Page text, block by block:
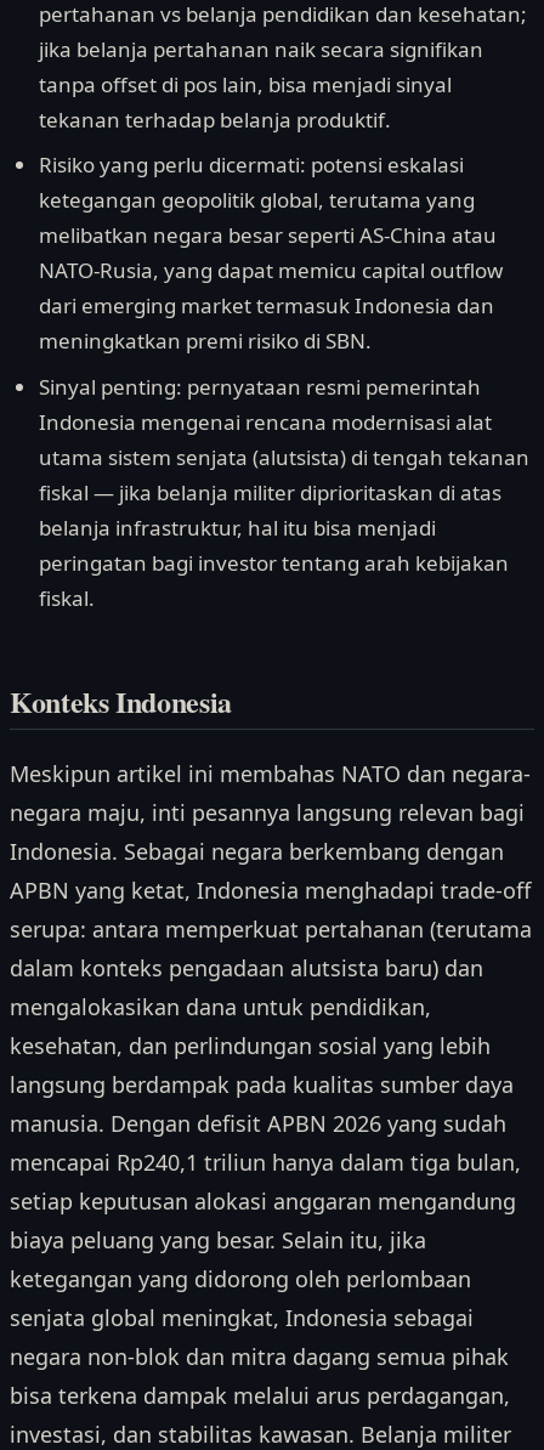
pertahanan vs belanja pendidikan dan kesehatan;
jika belanja pertahanan naik secara signifikan
tanpa offset di pos lain, bisa menjadi sinyal
tekanan terhadap belanja produktif.
Risiko yang perlu dicermati: potensi eskalasi
ketegangan geopolitik global, terutama yang
melibatkan negara besar seperti AS-China atau
NATO-Rusia, yang dapat memicu capital outflow
dari emerging market termasuk Indonesia dan
meningkatkan premi risiko di SBN.
Sinyal penting: pernyataan resmi pemerintah
Indonesia mengenai rencana modernisasi alat
utama sistem senjata (alutsista) di tengah tekanan
fiskal — jika belanja militer diprioritaskan di atas
belanja infrastruktur, hal itu bisa menjadi
peringatan bagi investor tentang arah kebijakan
fiskal.
Konteks Indonesia
Meskipun artikel ini membahas NATO dan negara-
negara maju, inti pesannya langsung relevan bagi
Indonesia. Sebagai negara berkembang dengan
APBN yang ketat, Indonesia menghadapi trade-off
serupa: antara memperkuat pertahanan (terutama
dalam konteks pengadaan alutsista baru) dan
mengalokasikan dana untuk pendidikan,
kesehatan, dan perlindungan sosial yang lebih
langsung berdampak pada kualitas sumber daya
manusia. Dengan defisit APBN 2026 yang sudah
mencapai Rp240,1 triliun hanya dalam tiga bulan,
setiap keputusan alokasi anggaran mengandung
biaya peluang yang besar. Selain itu, jika
ketegangan yang didorong oleh perlombaan
senjata global meningkat, Indonesia sebagai
negara non-blok dan mitra dagang semua pihak
bisa terkena dampak melalui arus perdagangan,
investasi, dan stabilitas kawasan. Belanja militer